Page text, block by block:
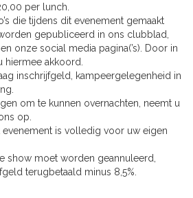
per lunch.
die tijdens dit evenement gemaakt
gepubliceerd in ons clubblad,
onze social media pagina(’s). Door in
hiermee akkoord.
inschrijfgeld, kampeergelegenheid in
om te kunnen overnachten, neemt u
op.
evenement is volledig voor uw eigen
show moet worden geannuleerd,
terugbetaald minus 8,5%.